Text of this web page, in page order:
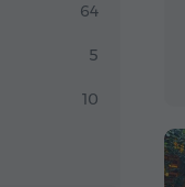
64
5
10